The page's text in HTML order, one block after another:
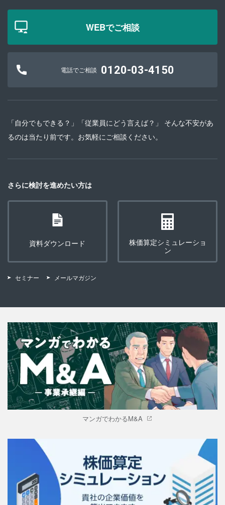
WEBでご相談
電話でご相談 0120-03-4150
「自分でもできる？」「従業員にどう言えば？」 そんな不安があ
るのは当たり前です。お気軽にご相談ください。
さらに検討を進めたい方は
資料ダウンロード
株価算定シミュレーショ
ン
セミナー メールマガジン
マンガでわかるM&A